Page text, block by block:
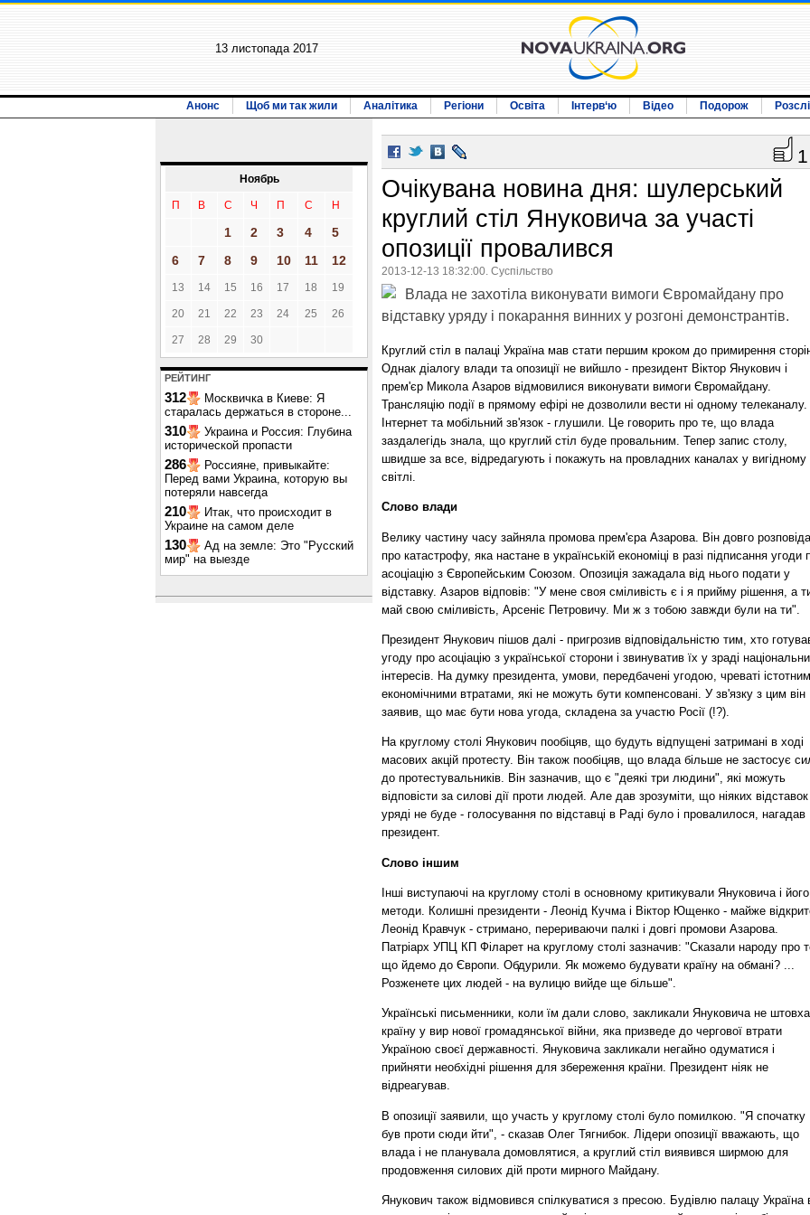
13 листопада 2017
Анонс Щоб ми так жили Аналітика Регіони Освіта Інтерв‘ю Відео Подорож
Ноябрь
П В С Ч П С Н
1 2 3 4
5
6
7 8 9 10 11 12
13 14 15 16 17 18 19
20 21 22 23 24 25 26
27 28 29 30
РЕЙТИНГ
312
Москвичка в Киеве: Я
старалась держаться в стороне...
310
Украина и Россия: Глубина
исторической пропасти
286
Россияне, привыкайте:
Перед вами Украина, которую вы
потеряли навсегда
210
Итак, что происходит в
Украине на самом деле
130
Ад на земле: Это "Русский
мир" на выезде
1
Очікувана новина дня: шулерський
круглий стіл Януковича за участі
опозиції провалився
2013-12-13 18:32:00. Суспільство
Влада не захотіла виконувати вимоги Євромайдану про
відставку уряду і покарання винних у розгоні демонстрантів.
Круглий стіл в палаці Україна мав стати першим кроком до примирення
Однак діалогу влади та опозиції не вийшло - президент Віктор Янукович і
прем'єр Микола Азаров відмовилися виконувати вимоги Євромайдану.
Трансляцію події в прямому ефірі не дозволили вести ні одному телеканалу.
Інтернет та мобільний зв'язок - глушили. Це говорить про те, що влада
заздалегідь знала, що круглий стіл буде провальним. Тепер запис столу,
швидше за все, відредагують і покажуть на провладних каналах у вигідному
світлі.
Слово влади
Велику частину часу зайняла промова прем'єра Азарова. Він довго
про катастрофу, яка настане в українській економіці в разі підписання угоди
асоціацію з Європейським Союзом. Опозиція зажадала від нього подати у
відставку. Азаров відповів: "У мене своя сміливість є і я прийму рішення, а
май свою сміливість, Арсеніє Петровичу. Ми ж з тобою завжди були на ти".
Президент Янукович пішов далі - пригрозив відповідальністю тим, хто
угоду про асоціацію з української сторони і звинуватив їх у зраді
інтересів. На думку президента, умови, передбачені угодою, чреваті
економічними втратами, які не можуть бути компенсовані. У зв'язку з цим він
заявив, що має бути нова угода, складена за участю Росії (!?).
На круглому столі Янукович пообіцяв, що будуть відпущені затримані в ході
масових акцій протесту. Він також пообіцяв, що влада більше не застосує
до протестувальників. Він зазначив, що є "деякі три людини", які можуть
відповісти за силові дії проти людей. Але дав зрозуміти, що ніяких
уряді не буде - голосування по відставці в Раді було і провалилося, нагадав
президент.
Слово іншим
Інші виступаючі на круглому столі в основному критикували Януковича і його
методи. Колишні президенти - Леонід Кучма і Віктор Ющенко - майже
Леонід Кравчук - стримано, перериваючи палкі і довгі промови Азарова.
Патріарх УПЦ КП Філарет на круглому столі зазначив: "Сказали народу про
що йдемо до Європи. Обдурили. Як можемо будувати країну на обмані? ...
Розженете цих людей - на вулицю вийде ще більше".
Українські письменники, коли їм дали слово, закликали Януковича не
країну у вир нової громадянської війни, яка призведе до чергової втрати
Україною своєї державності. Януковича закликали негайно одуматися і
прийняти необхідні рішення для збереження країни. Президент ніяк не
відреагував.
В опозиції заявили, що участь у круглому столі було помилкою. "Я спочатку
був проти сюди йти", - сказав Олег Тягнибок. Лідери опозиції вважають, що
влада і не планувала домовлятися, а круглий стіл виявився ширмою для
продовження силових дій проти мирного Майдану.
Янукович також відмовився спілкуватися з пресою. Будівлю палацу Україна